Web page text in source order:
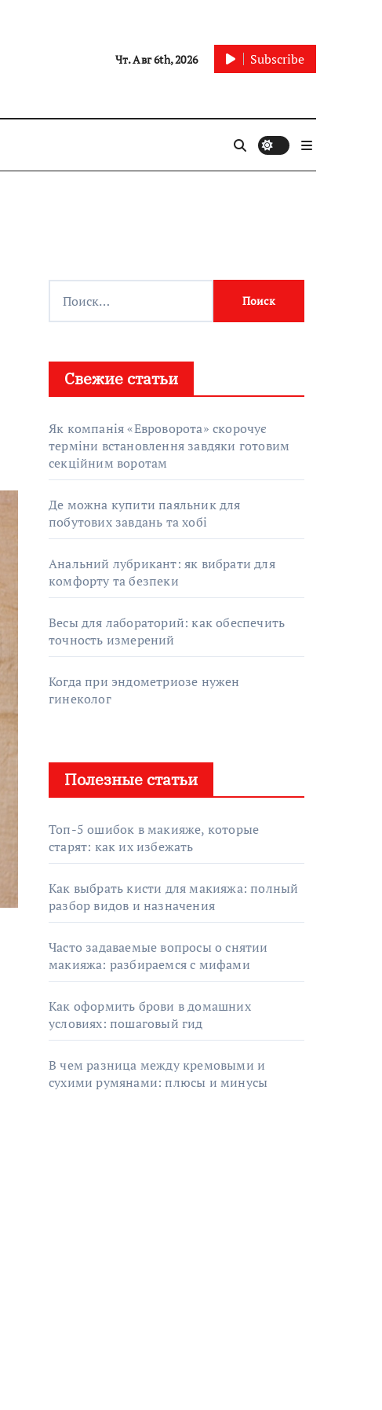
Чт. Авг 6th, 2026 Subscribe
Свежие статьи
Як компанія «Евроворота» скорочує
терміни встановлення завдяки готовим
секційним воротам
Де можна купити паяльник для
побутових завдань та хобі
Анальний лубрикант: як вибрати для
комфорту та безпеки
Весы для лабораторий: как обеспечить
точность измерений
Когда при эндометриозе нужен
гинеколог
Полезные статьи
Топ-5 ошибок в макияже, которые
старят: как их избежать
Как выбрать кисти для макияжа: полный
разбор видов и назначения
Часто задаваемые вопросы о снятии
макияжа: разбираемся с мифами
Как оформить брови в домашних
условиях: пошаговый гид
В чем разница между кремовыми и
сухими румянами: плюсы и минусы